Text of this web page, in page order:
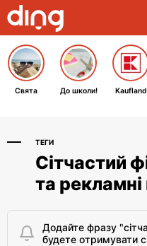
Свята До школи! Kaufland
ТЕГИ
Сітчастий
та рекламні
Додайте фразу
будете отримувати